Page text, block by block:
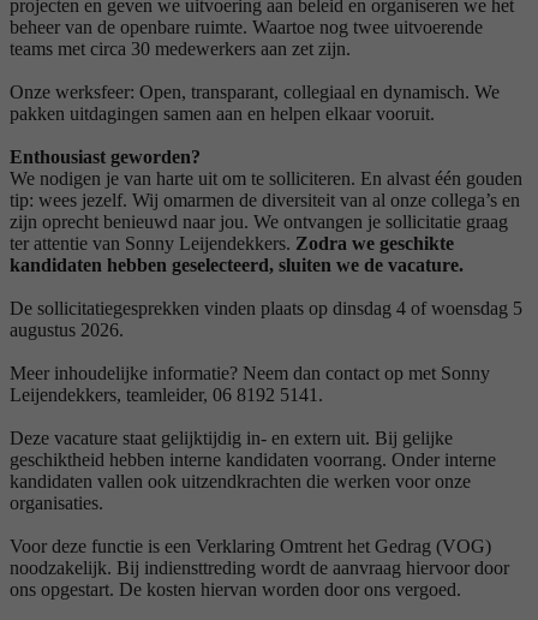
projecten en geven we uitvoering aan beleid en organiseren we het
beheer van de openbare ruimte. Waartoe nog twee uitvoerende
teams met circa 30 medewerkers aan zet zijn.
Onze werksfeer: Open, transparant, collegiaal en dynamisch. We
pakken uitdagingen samen aan en helpen elkaar vooruit.
Enthousiast geworden?
We nodigen je van harte uit om te solliciteren. En alvast één gouden
tip: wees jezelf. Wij omarmen de diversiteit van al onze collega’s en
zijn oprecht benieuwd naar jou. We ontvangen je sollicitatie graag
ter attentie van Sonny Leijendekkers. Zodra we geschikte
kandidaten hebben geselecteerd, sluiten we de vacature.
De sollicitatiegesprekken vinden plaats op dinsdag 4 of woensdag 5
augustus 2026.
Meer inhoudelijke informatie? Neem dan contact op met Sonny
Leijendekkers, teamleider, 06 8192 5141.
Deze vacature staat gelijktijdig in- en extern uit. Bij gelijke
geschiktheid hebben interne kandidaten voorrang. Onder interne
kandidaten vallen ook uitzendkrachten die werken voor onze
organisaties.
Voor deze functie is een Verklaring Omtrent het Gedrag (VOG)
noodzakelijk. Bij indiensttreding wordt de aanvraag hiervoor door
ons opgestart. De kosten hiervan worden door ons vergoed.